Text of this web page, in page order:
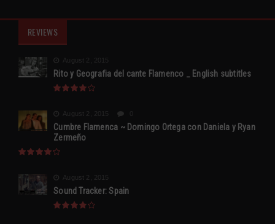
REVIEWS
August 2, 2015
Rito y Geografia del cante Flamenco _ English subtitles
August 2, 2015
Cumbre Flamenca ~ Domingo Ortega con Daniela y Ryan
Zermeño
August 2, 2015
Sound Tracker: Spain